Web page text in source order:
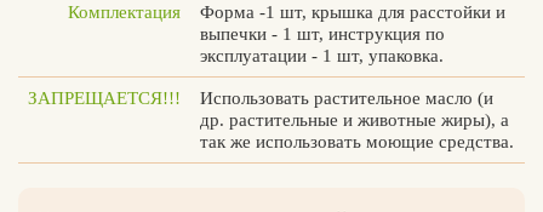
Комплектация
Форма -1 шт, крышка для расстойки и
выпечки - 1 шт, инструкция по
эксплуатации - 1 шт, упаковка.
ЗАПРЕЩАЕТСЯ!!!
Использовать растительное масло (и
др. растительные и животные жиры), а
так же использовать моющие средства.